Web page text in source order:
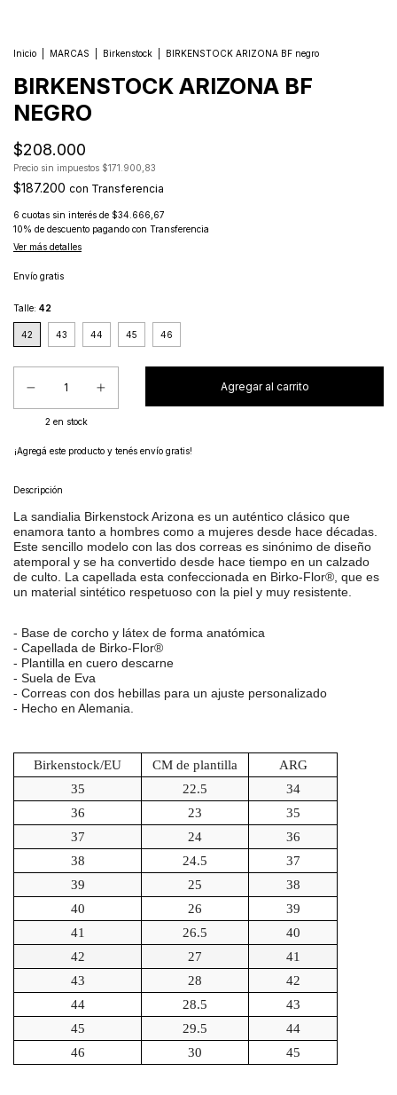
Inicio MARCAS Birkenstock BIRKENSTOCK ARIZONA BF negro
BIRKENSTOCK ARIZONA BF
NEGRO
$208.000
Precio sin impuestos $171.900,83
$187.200 con Transferencia
6 cuotas sin interés de $34.666,67
10% de descuento pagando con Transferencia
Ver más detalles
Envío gratis
Talle: 42
42 43 44 45 46
2 en stock
¡Agregá este producto y tenés envío gratis!
Descripción
La sandialia Birkenstock Arizona es un auténtico clásico que
enamora tanto a hombres como a mujeres desde hace décadas.
Este sencillo modelo con las dos correas es sinónimo de diseño
atemporal y se ha convertido desde hace tiempo en un calzado
de culto. La capellada esta confeccionada en Birko-Flor®, que es
un material sintético respetuoso con la piel y muy resistente.
- Base de corcho y látex de forma anatómica
- Capellada de Birko-Flor®
- Plantilla en cuero descarne
- Suela de Eva
- Correas con dos hebillas para un ajuste personalizado
- Hecho en Alemania.
Birkenstock/EU CM de plantilla
ARG
35
22.5
34
36
23
35
37
24
36
38
24.5
37
39
25
38
40
26
39
41
26.5
40
42
27
41
43
28
42
44
28.5
43
45
29.5
44
46
30 45